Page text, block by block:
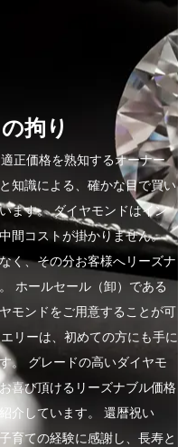
拘り
正価格を熟知するオーナー
知識による、確かな目で買い
ます。 ダイヤモンドはイン
間コストが掛かりません。
く、その分お客様へリーズナ
ホールセール（卸）である
モンドをご用意することが可
リーは、初めての方にも手に
。 グレードの高いダイヤモ
喜び頂けるリーズナブル価格
介しています。 還暦祝い
育ての経験に感謝し、長寿と